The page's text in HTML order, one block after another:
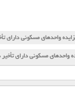
واحدهای مسكونی دارای
واحدهای مسكونی دارای